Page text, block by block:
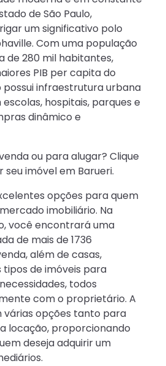
de São Paulo,
um significativo polo
Com uma população
de 280 mil habitantes,
PIB per capita do
possui infraestrutura urbana
hospitais, parques e
dinâmico e
ou para alugar? Clique
seu imóvel em Barueri.
opções para quem
imobiliário. Na
você encontrará uma
de mais de 1736
além de casas,
de imóveis para
todos
com o proprietário. A
opções tanto para
locação, proporcionando
deseja adquirir um